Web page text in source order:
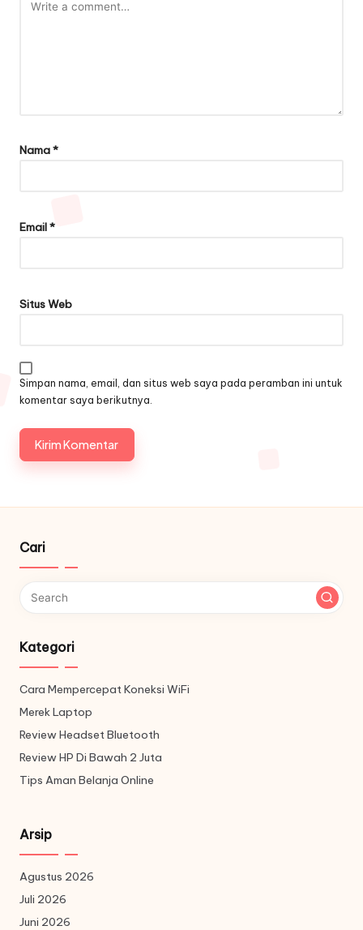
Nama*
Email*
Situs Web
Simpan nama, email, dan situs web saya pada peramban ini untuk
komentar saya berikutnya.
Cari
Kategori
Cara Mempercepat Koneksi WiFi
Merek Laptop
Review Headset Bluetooth
Review HP Di Bawah 2 Juta
Tips Aman Belanja Online
Arsip
Agustus 2026
Juli 2026
Juni 2026